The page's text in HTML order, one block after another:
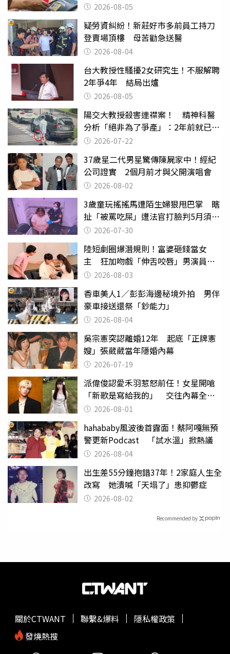
2026-08-05
疑勞資糾紛！新莊好市多前員工持刀
登賣場頂樓 母苦勸急送醫
2026-08-04
台大教授性騷擾2女研究生！不服解聘
2年爭4年 結局出爐
2026-08-05
陽交大教授殺害連襟案！ 精神科醫
分析「絕非為了爭產」：2年前就已言
行詭異
2026-07-22
37歲星二代男星驚傳陳屍家中！經紀
公司證實 2個月前才與父開演唱會
2026-08-02
3歲童玩搖搖馬遭陌生婦狠甩巴掌 瞎
扯「被罵吃屎」遭法官打臉判5月須入
監 2026-07-30
陸短劇圈爆潛規則！富婆砸錢當女
主 狂加吻戲「伸舌咬唇」男演員崩
潰 2026-08-03
香車美人1／彭彭海邊秘境外拍 男伴
豪車接送還祭「鈔能力」
2026-08-04
吳宗憲突認離婚12年 起底「正牌憲
嫂」張葳葳當年隱婚內幕
2026-07-19
派偉俊認愛禾羽惹怒前任！女星開嗆
「新歌是寫給我的」 交往內幕全說
了 2026-08-01
hahababy風波後首露面！蔡阿嘎無預
警更新Podcast 「試水溫」掀熱議
2026-08-04
出生差55分鐘抱錯37年！2家庭人生全
改寫 她潰喊「天塌了」患抑鬱症
2026-08-02
Recommended by
關於CTWANT 聯繫&爆料
隱私權政策
發燒熱搜